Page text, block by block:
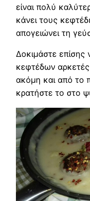
είναι πολύ
κάνει τους
απογειώνει τη
Δοκιμάστε επίσης
κεφτέδων
ακόμη και από το
κρατήστε το στο